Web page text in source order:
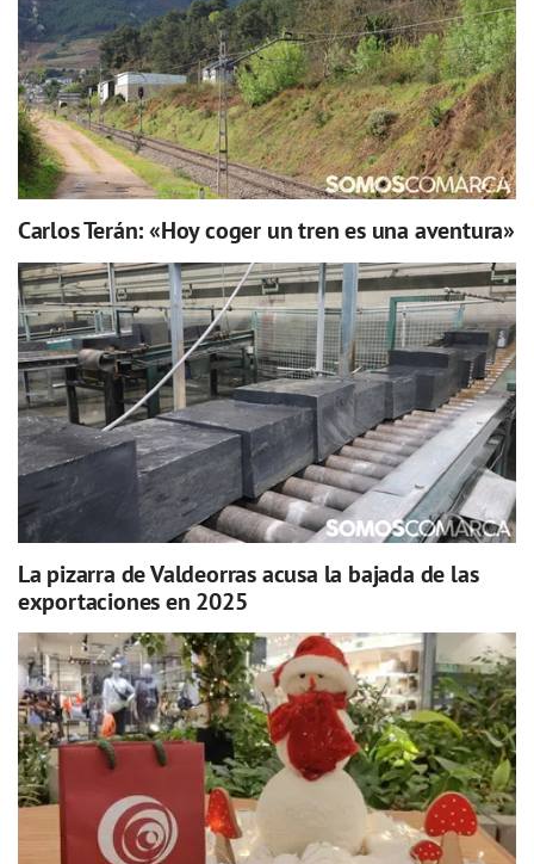
Carlos Terán: «Hoy coger un tren es una aventura»
La pizarra de Valdeorras acusa la bajada de las
exportaciones en 2025